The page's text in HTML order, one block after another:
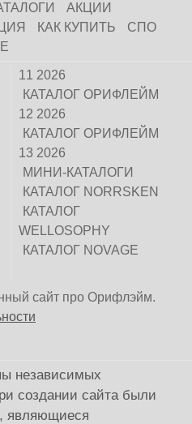
АКЦИИ
КАК КУПИТЬ
СПО
11 2026
КАТАЛОГ ОРИФЛЕЙМ
12 2026
КАТАЛОГ ОРИФЛЕЙМ
13 2026
МИНИ-КАТАЛОГИ
КАТАЛОГ NORRSKEN
КАТАЛОГ
WELLOSOPHY
КАТАЛОГ NOVAGE
сайт про Орифлэйм.
независимых
создании сайта были
являющиеся